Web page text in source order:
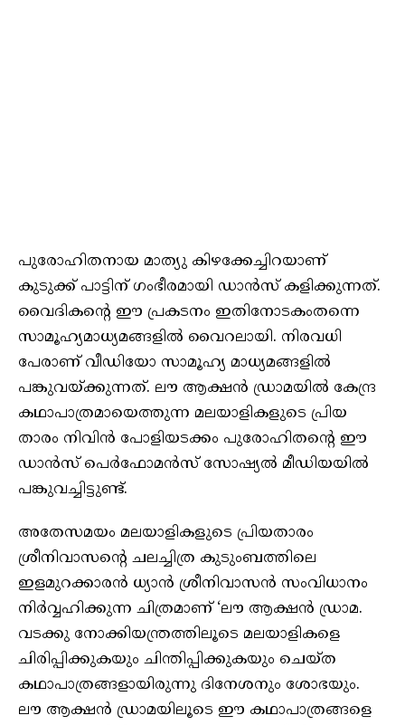
പുരോഹിതനായ മാത്യു കിഴക്കേച്ചിറയാണ്
കുടുക്ക് പാട്ടിന് ഗംഭീരമായി ഡാന്‍സ് കളിക്കുന്നത്.
വൈദികന്റെ ഈ പ്രകടനം ഇതിനോടകംതന്നെ
സാമൂഹ്യമാധ്യമങ്ങളില്‍ വൈറലായി. നിരവധി
പേരാണ് വീഡിയോ സാമൂഹ്യ മാധ്യമങ്ങളില്‍
പങ്കുവയ്ക്കുന്നത്. ലൗ ആക്ഷന്‍ ഡ്രാമയില്‍ കേന്ദ്ര
കഥാപാത്രമായെത്തുന്ന മലയാളികളുടെ പ്രിയ
താരം നിവിന്‍ പോളിയടക്കം പുരോഹിതന്റെ ഈ
ഡാന്‍സ് പെര്‍ഫോമന്‍സ് സോഷ്യല്‍ മീഡിയയില്‍
പങ്കുവച്ചിട്ടുണ്ട്.
അതേസമയം മലയാളികളുടെ പ്രിയതാരം
ശ്രീനിവാസന്റെ ചലച്ചിത്ര കുടുംബത്തിലെ
ഇളമുറക്കാരന്‍ ധ്യാന്‍ ശ്രീനിവാസന്‍ സംവിധാനം
നിര്‍വ്വഹിക്കുന്ന ചിത്രമാണ് ‘ലൗ ആക്ഷന്‍ ഡ്രാമ.
വടക്കു നോക്കിയന്ത്രത്തിലൂടെ മലയാളികളെ
ചിരിപ്പിക്കുകയും ചിന്തിപ്പിക്കുകയും ചെയ്ത
കഥാപാത്രങ്ങളായിരുന്നു ദിനേശനും ശോഭയും.
ലൗ ആക്ഷന്‍ ഡ്രാമയിലൂടെ ഈ കഥാപാത്രങ്ങളെ